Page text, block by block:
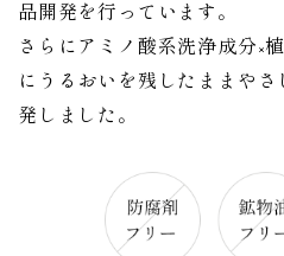
品開発を行っています。
さらにアミノ酸系洗浄成分×
にうるおいを残したままや
発しました。